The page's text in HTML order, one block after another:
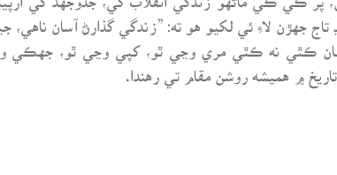
جهڙن لاءِ ئي لکيو هو ته: ”زندگي گذارڻ آسان ناهي،
ڪٿي نه ڪٿي مري وڃي ٿو، کپي وڃي ٿو، جهڪي
۾ هميشه روشن مقام تي رهندا.